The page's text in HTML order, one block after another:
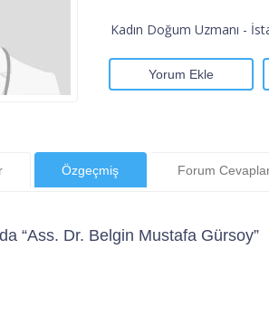
Kadın Doğum Uzmanı -
Yorum Ekle
Özgeçmiş Forum
“Ass. Dr. Belgin Mustafa Gürsoy”